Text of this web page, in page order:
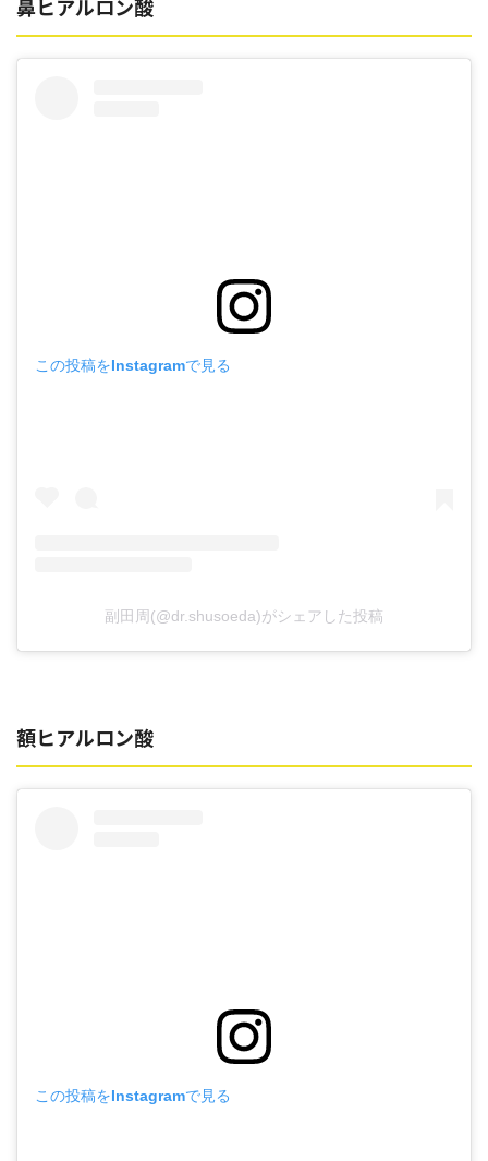
鼻ヒアルロン酸
この投稿をInstagramで見る
副田周(@dr.shusoeda)がシェアした投稿
額ヒアルロン酸
この投稿をInstagramで見る